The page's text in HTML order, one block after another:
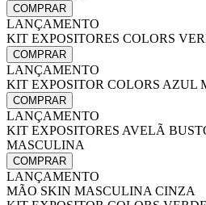
COMPRAR
LANÇAMENTO
KIT EXPOSITORES COLORS
COMPRAR
LANÇAMENTO
KIT EXPOSITOR COLORS AZUL
COMPRAR
LANÇAMENTO
KIT EXPOSITORES AVELÃ
MASCULINA
COMPRAR
LANÇAMENTO
MÃO SKIN MASCULINA CINZA